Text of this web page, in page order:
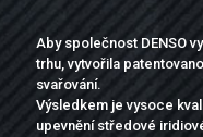
Aby společnost DENSO
trhu, vytvořila
svařování.
Výsledkem je vysoce
upevnění středové